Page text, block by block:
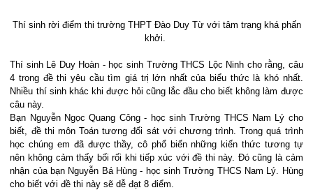
Thí sinh rời điểm thi trường THPT Đào Duy Từ với tâm trạng khá phấn
khởi.
Thí sinh Lê Duy Hoàn - học sinh Trường THCS Lộc Ninh cho rằng, câu
4 trong đề thi yêu cầu tìm giá trị lớn nhất của biểu thức là khó nhất.
Nhiều thí sinh khác khi được hỏi cũng lắc đầu cho biết không làm được
câu này.
Bạn Nguyễn Ngọc Quang Công - học sinh Trường THCS Nam Lý cho
biết, đề thi môn Toán tương đối sát với chương trình. Trong quá trình
học chúng em đã được thầy, cô phổ biến những kiến thức tương tự
nên không cảm thấy bối rối khi tiếp xúc với đề thi này. Đó cũng là cảm
nhận của bạn Nguyễn Bá Hùng - học sinh Trường THCS Nam Lý. Hùng
cho biết với đề thi này sẽ dễ đạt 8 điểm.